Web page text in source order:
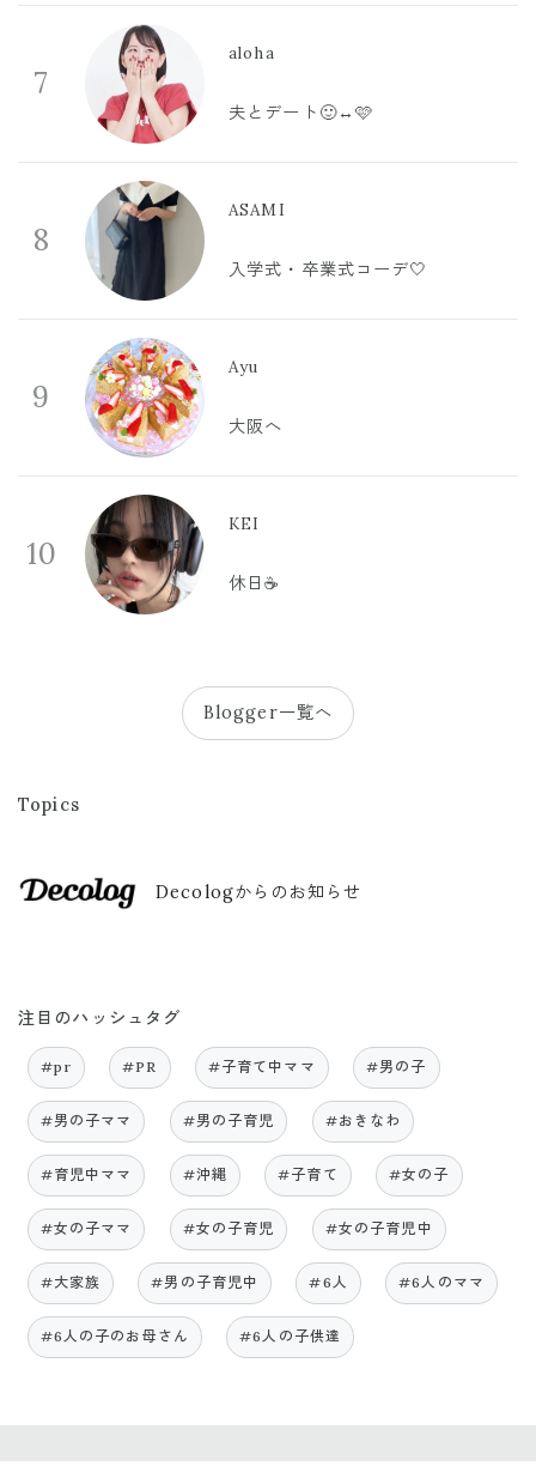
7
aloha
夫とデート🙂‍↔️🩷
8
ASAMI
入学式・卒業式コーデ🤍
9
Ayu
大阪へ
10
KEI
休日☕️
Blogger一覧へ
Topics
Decologからのお知らせ
注目のハッシュタグ
#pr #PR #子育て中ママ #男の子
#男の子ママ #男の子育児 #おきなわ
#育児中ママ #沖縄 #子育て #女の子
#女の子ママ #女の子育児 #女の子育児中
#大家族 #男の子育児中 #6人 #6人のママ
#6人の子のお母さん #6人の子供達